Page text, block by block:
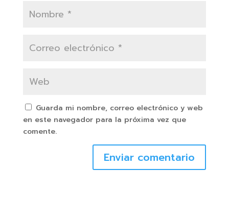
Guarda mi nombre, correo electrónico y web
en este navegador para la próxima vez que
comente.
Enviar comentario